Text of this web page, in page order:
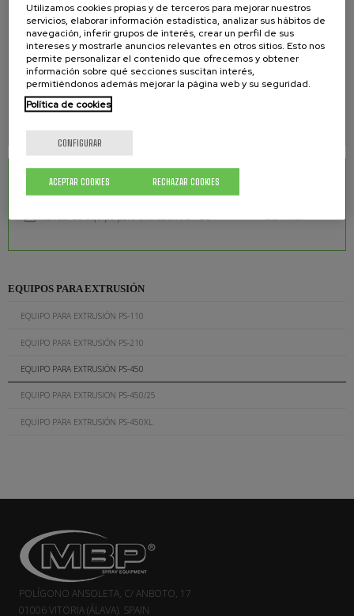
205 kgs.
EMPAQUETADURAS
Teflón y polietileno
JUNTAS DEL PLATO SEGUIDOR
EPDM
DESCARGAS RELACIONADAS
Manual de equipo para extrusión PS-450 2.04 Mb.
EQUIPOS PARA EXTRUSIÓN
EQUIPO PARA EXTRUSIÓN PS-110
EQUIPO PARA EXTRUSIÓN PS-210
EQUIPO PARA EXTRUSIÓN PS-450
EQUIPO PARA EXTRUSION PS-450/25
EQUIPO PARA EXTRUSIÓN PS-450XL
POLÍGONO ANSOLETA, C/ ANBOTO, 17
01006 VITORIA (ÁLAVA). SPAIN
Utilizamos cookies propias y de terceros para mejorar nuestros
servicios, elaborar información estadística, analizar sus hábitos de
navegación, inferir grupos de interés, crear un perfil de sus
intereses y mostrarle anuncios relevantes en otros sitios. Esto nos
permite personalizar el contenido que ofrecemos y obtener
información sobre qué secciones suscitan interés,
permitiéndonos además mejorar la página web y su seguridad.
Política de cookies
CONFIGURAR
RECHAZAR COOKIES
ACEPTAR COOKIES